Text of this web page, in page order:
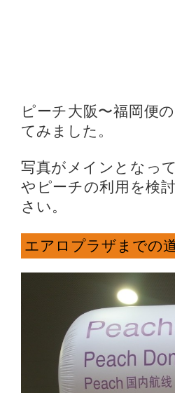
ピーチ大阪〜福岡便
てみました。
写真がメインとなっ
やピーチの利用を検
さい。
エアロプラザまでの